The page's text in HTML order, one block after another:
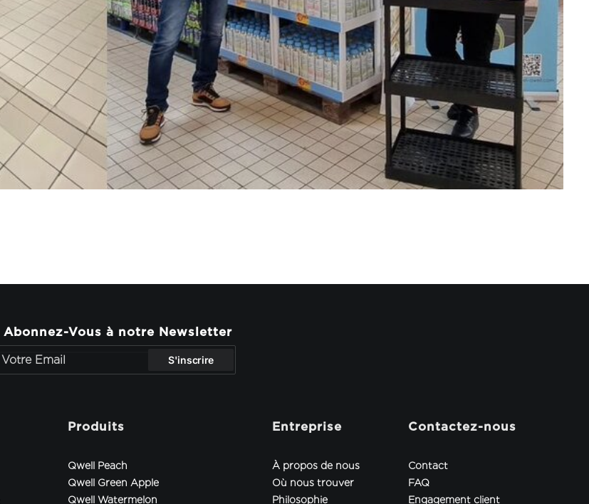
Abonnez-Vous à notre Newsletter
Produits
Qwell Peach
Qwell Green Apple
Qwell Watermelon
Entreprise
À propos de nous
Où nous trouver
Philosophie
Contactez-nous
Contact
FAQ
Engagement client